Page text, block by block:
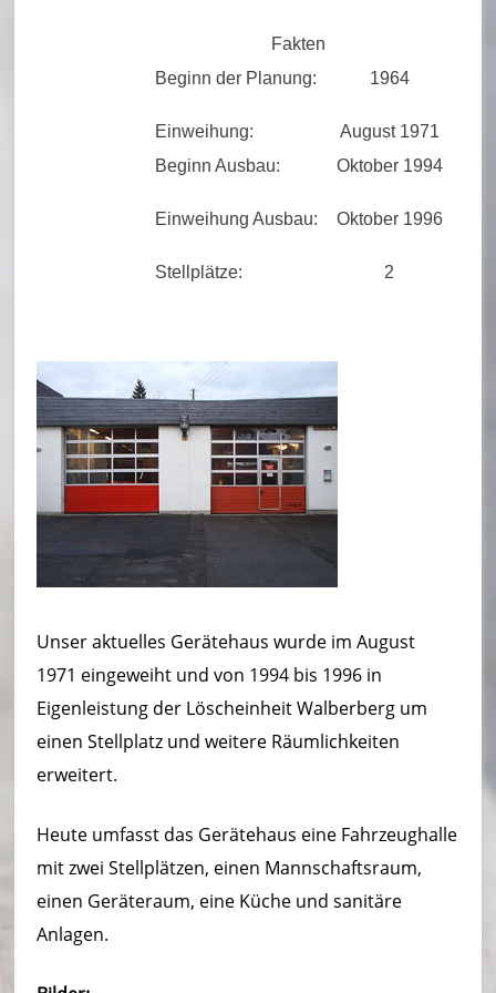
o
r
n
h
ei
m
–
L
ö
s
c
ei
n
h
Fakten
Beginn der Planung:
1964
Einweihung:
August 1971
Beginn Ausbau:
Oktober 1994
Einweihung Ausbau: Oktober 1996
Stellplätze: 2
Unser aktuelles Gerätehaus wurde im August
1971 eingeweiht und von 1994 bis 1996 in
Eigenleistung der Löscheinheit Walberberg um
einen Stellplatz und weitere Räumlichkeiten
erweitert.
Heute umfasst das Gerätehaus eine Fahrzeughalle
mit zwei Stellplätzen, einen Mannschaftsraum,
einen Geräteraum, eine Küche und sanitäre
Anlagen.